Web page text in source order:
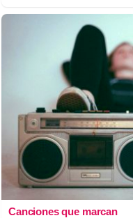
Canciones que marcan